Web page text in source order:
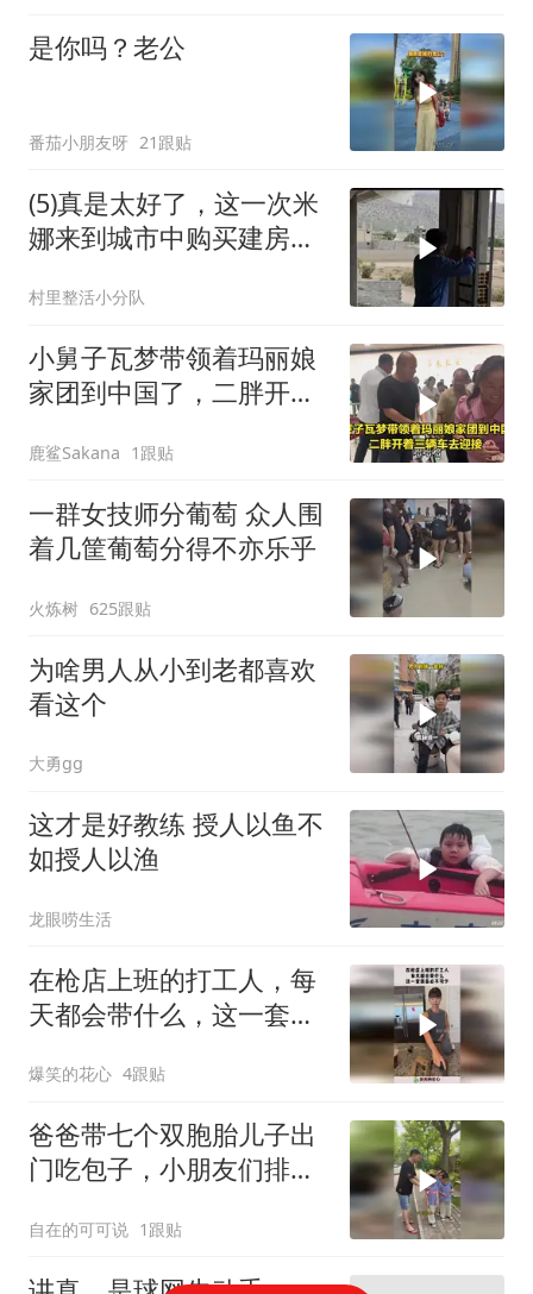
是你吗？老公
番茄小朋友呀 21跟贴
(5)真是太好了，这一次米
娜来到城市中购买建房的
村里整活小分队
小舅子瓦梦带领着玛丽娘
家团到中国了，二胖开着
鹿鲨Sakana 1跟贴
一群女技师分葡萄 众人围
着几筐葡萄分得不亦乐乎
火炼树 625跟贴
为啥男人从小到老都喜欢
看这个
大勇gg
这才是好教练 授人以鱼不
如授人以渔
龙眼唠生活
在枪店上班的打工人，每
天都会带什么，这一套装
爆笑的花心 4跟贴
爸爸带七个双胞胎儿子出
门吃包子，小朋友们排队
自在的可可说 1跟贴